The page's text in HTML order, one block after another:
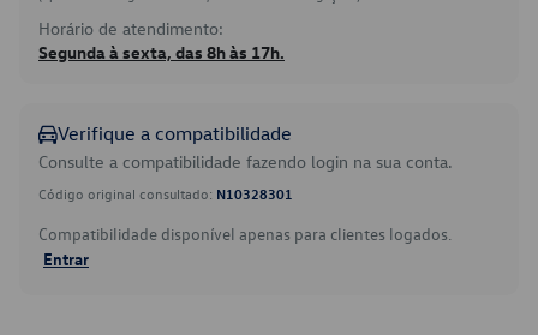
Horário de atendimento:
Segunda à sexta, das 8h às 17h.
Verifique a compatibilidade
Consulte a compatibilidade fazendo login na sua conta.
Código original consultado: N10328301
Compatibilidade disponível apenas para clientes logados.
Entrar